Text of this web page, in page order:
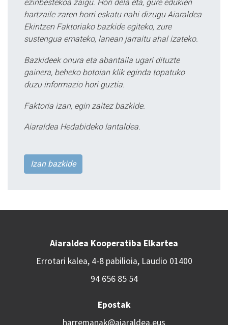
ezinbestekoa zaigu. Hori dela eta, gure edukien
hartzaile zaren horri eskatu nahi dizugu Aiaraldea
Ekintzen Faktoriako bazkide egiteko, zure
sustengua emateko, lanean jarraitu ahal izateko.
Bazkideek onura eta abantaila ugari dituzte
gainera, beheko botoian klik eginda topatuko
duzu informazio hori guztia.
Faktoria izan, egin zaitez bazkide.
Aiaraldea Hedabideko lantaldea.
Izan bazkide
Aiaraldea Kooperatiba Elkartea
Errotari kalea, 4-8 pabilioia, Laudio 01400
94 656 85 54
Epostak
harremanak@aiaraldea.eus